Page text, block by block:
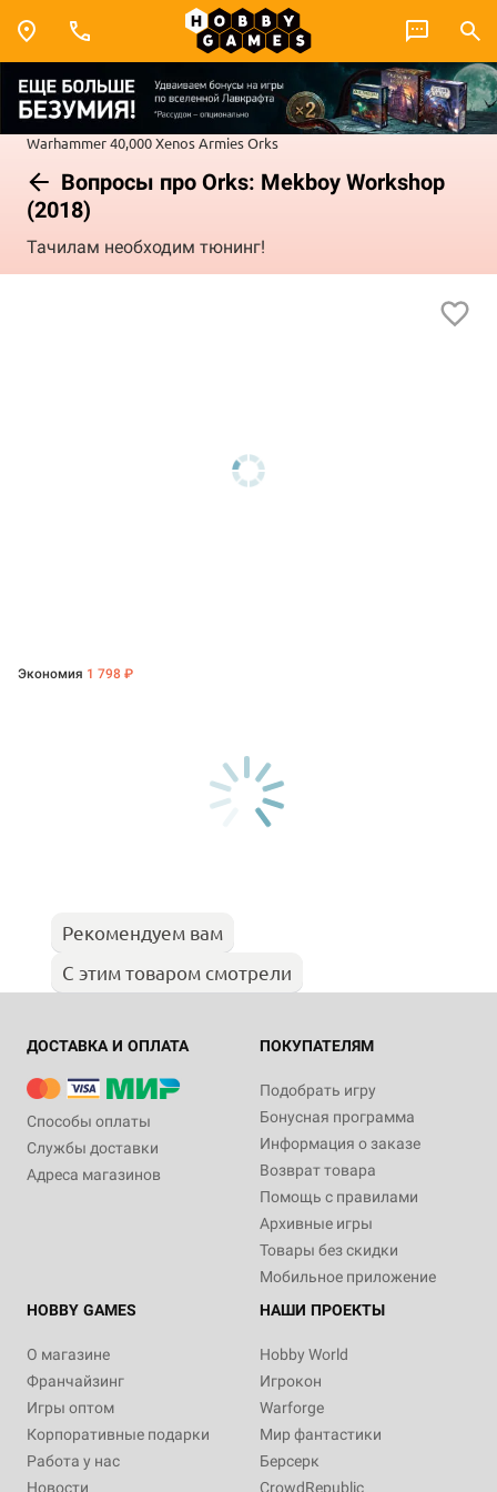
Warhammer 40,000Xenos ArmiesOrks
Вопросы про Orks: Mekboy Workshop
(2018)
Тачилам необходим тюнинг!
Экономия 1 798 ₽
Рекомендуем вам
С этим товаром смотрели
ДОСТАВКА И ОПЛАТА
Способы оплаты
Службы доставки
Адреса магазинов
ПОКУПАТЕЛЯМ
Подобрать игру
Бонусная программа
Информация о заказе
Возврат товара
Помощь с правилами
Архивные игры
Товары без скидки
Мобильное приложение
HOBBY GAMES
О магазине
Франчайзинг
Игры оптом
Корпоративные подарки
Работа у нас
Новости
НАШИ ПРОЕКТЫ
Hobby World
Игрокон
Warforge
Мир фантастики
Берсерк
CrowdRepublic